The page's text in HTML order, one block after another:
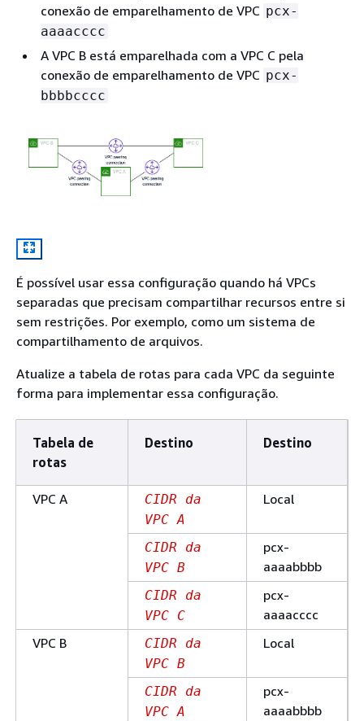
conexão de emparelhamento de VPC pcx-
aaaacccc
A VPC B está emparelhada com a VPC C pela
conexão de emparelhamento de VPC pcx-
bbbbcccc
É possível usar essa configuração quando há VPCs
separadas que precisam compartilhar recursos entre si
sem restrições. Por exemplo, como um sistema de
compartilhamento de arquivos.
Atualize a tabela de rotas para cada VPC da seguinte
forma para implementar essa configuração.
Tabela de
rotas
Destino Destino
VPC A
CIDR da
VPC A
Local
CIDR da
VPC B
pcx-
aaaabbbb
CIDR da
VPC C
pcx-
aaaacccc
VPC B
CIDR da
VPC B
Local
CIDR da
VPC A
pcx-
aaaabbbb